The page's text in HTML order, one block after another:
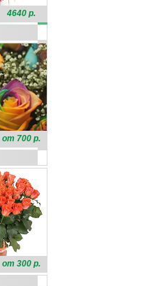
4640 р.
от 700 р.
от 300 р.